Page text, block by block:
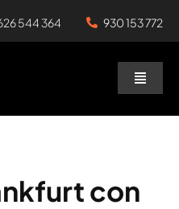
544 364 930 153 772
Toggle
con